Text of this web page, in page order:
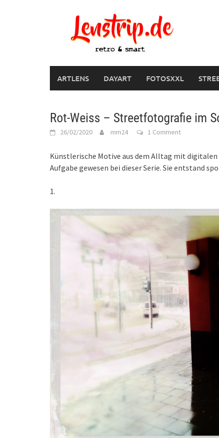
ARTLENS DAYART FOTOSXXL
Rot-Weiss – Streetfotografie im
26/02/2020 mm24 1 Comment
Künstlerische Motive aus dem Alltag mit digitalen
Aufgabe gewesen bei dieser Serie. Sie entstand
1.